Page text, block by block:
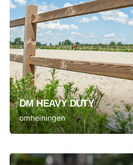
DM HEAVY DUTY
omheiningen